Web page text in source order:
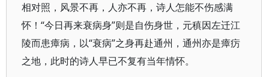
相对照，风景不再，人亦不再，诗人怎能不伤感满
怀！“今日再来衰病身”则是自伤身世，元稹因左迁江
陵而患瘴病，以“衰病”之身再赴通州，通州亦是瘴疠
之地，此时的诗人早已不复有当年情怀。